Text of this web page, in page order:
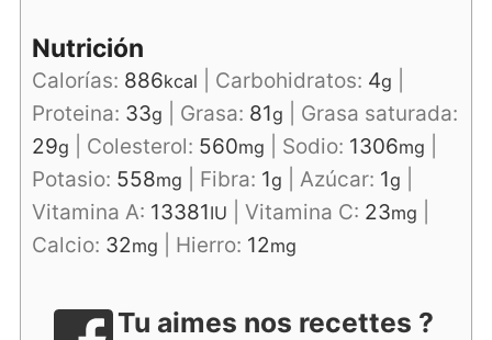
Nutrición
Calorías: 886kcal Carbohidratos: 4g
Proteina: 33g Grasa: 81g
Grasa saturada:
29g Colesterol: 560mg Sodio: 1306mg
Potasio: 558mg Fibra: 1g Azúcar: 1g
Vitamina A: 13381IU Vitamina C: 23mg
Calcio: 32mg Hierro: 12mg
Tu aimes nos recettes ?